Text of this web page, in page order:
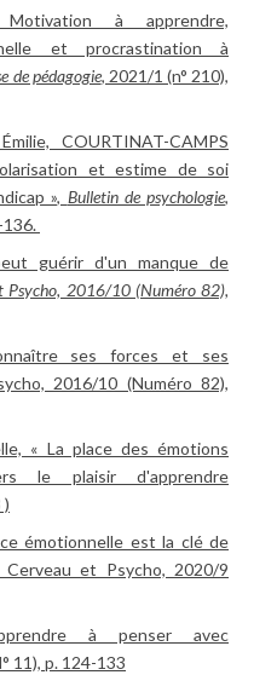
à apprendre,
et procrastination à
de pédagogie, 2021/1 (n° 210),
COURTINAT-CAMPS
et estime de soi
», Bulletin de psychologie,
136.
guérir d'un manque de
Psycho, 2016/10 (Numéro 82),
ses forces et ses
2016/10 (Numéro 82),
« La place des émotions
le plaisir d'apprendre
)
émotionnelle est la clé de
Cerveau et Psycho, 2020/9
à penser avec
11), p. 124-133